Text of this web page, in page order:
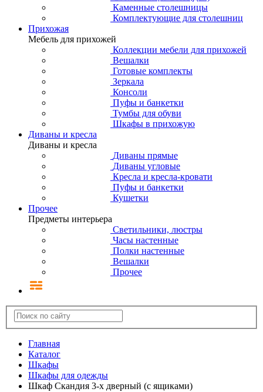
Каменные столешницы
Комплектующие для столешниц
Прихожая
Мебель для прихожей
Коллекции мебели для прихожей
Вешалки
Готовые комплекты
Зеркала
Консоли
Пуфы и банкетки
Тумбы для обуви
Шкафы в прихожую
Диваны и кресла
Диваны и кресла
Диваны прямые
Диваны угловые
Кресла и кресла-кровати
Пуфы и банкетки
Кушетки
Прочее
Предметы интерьера
Светильники, люстры
Часы настенные
Полки настенные
Вешалки
Прочее
Главная
Каталог
Шкафы
Шкафы для одежды
Шкаф Скандия 3-х дверный (с ящиками)